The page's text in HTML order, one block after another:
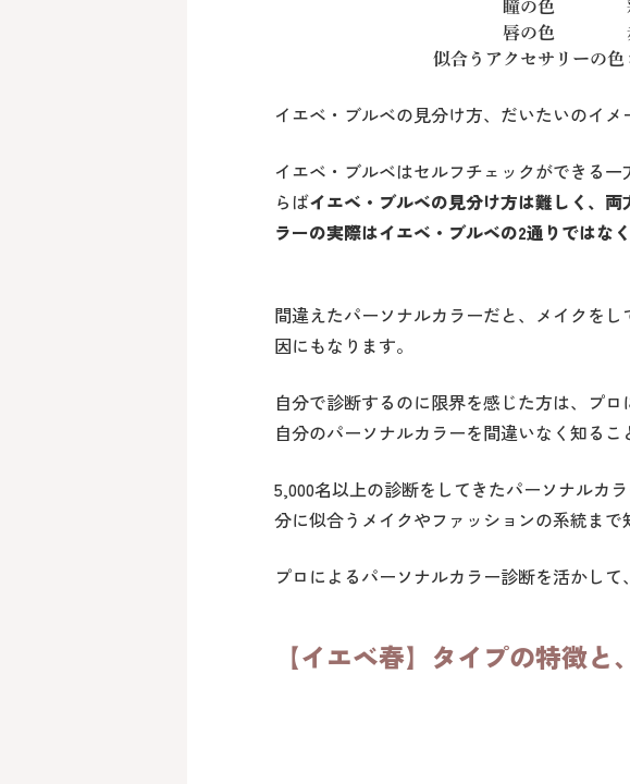
瞳の色
唇の色
似合うアクセサリーの色
イエベ・ブルベの見分け方、だいたいのイメ
イエベ・ブルベはセルフチェックができる
らばイエベ・ブルベの見分け方は難しく、
ラーの実際はイエベ・ブルベの2通りではな
間違えたパーソナルカラーだと、メイクを
因にもなります。
自分で診断するのに限界を感じた方は、プ
自分のパーソナルカラーを間違いなく知るこ
5,000名以上の診断をしてきたパーソナルカ
分に似合うメイクやファッションの系統ま
プロによるパーソナルカラー診断を活かして
【イエベ春】タイプの特徴